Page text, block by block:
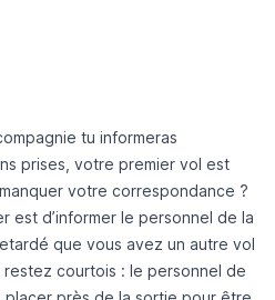
tu informeras
prises, votre premier vol est
votre correspondance ?
est d’informer le personnel de la
que vous avez un autre vol
courtois : le personnel de